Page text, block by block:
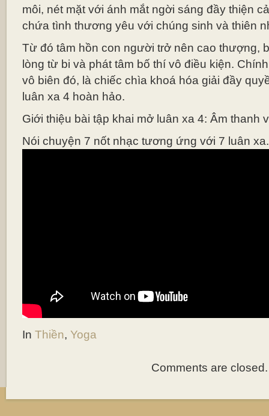
môi, nét mặt với ánh mắt ngời sáng đầy thiện
chứa tình thương yêu với chúng sinh và thiên
Từ đó tâm hồn con người trở nên cao thượng,
lòng từ bi và phát tâm bố thí vô điều kiện.
vô biên đó, là chiếc chìa khoá hóa giải đầy
luân xa 4 hoàn hảo.
Giới thiệu bài tập khai mở luân xa 4: Âm thanh
Nói chuyện 7 nốt nhạc tương ứng với 7 luân
In Thiền, Yoga
Comments are closed.